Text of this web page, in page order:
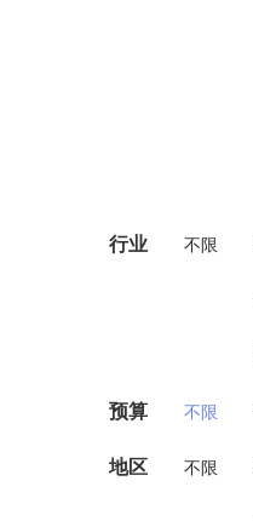
行业 不限
预算 不限
地区 不限